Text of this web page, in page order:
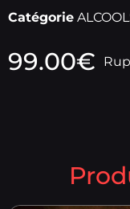
Catégorie
99.00€